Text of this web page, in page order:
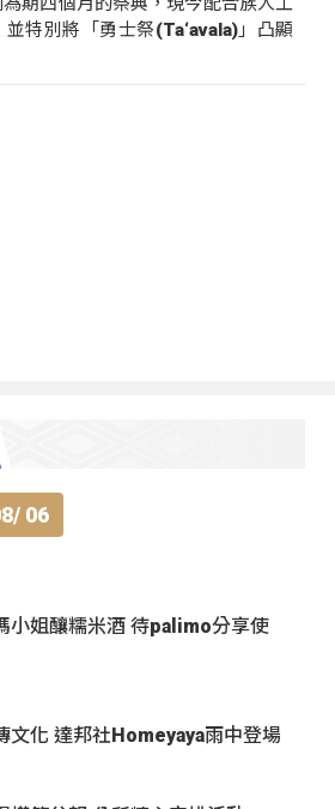
特別將「勇士祭(Ta‘avala)」凸顯
06
小姐釀糯米酒 待palimo分享使
文化 達邦社Homeyaya雨中登場